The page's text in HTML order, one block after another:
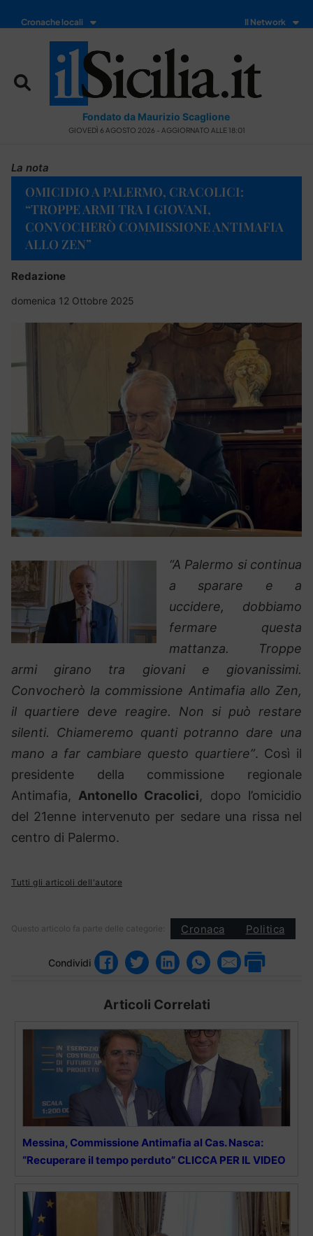
Cronache locali Il Network
Fondato da Maurizio Scaglione
GIOVEDÌ 6 AGOSTO 2026 - AGGIORNATO ALLE 18:01
La nota
OMICIDIO A PALERMO, CRACOLICI:
“TROPPE ARMI TRA I GIOVANI,
CONVOCHERÒ COMMISSIONE ANTIMAFIA
ALLO ZEN”
Redazione
domenica 12 Ottobre 2025
“A Palermo si continua
a sparare e a
uccidere, dobbiamo
fermare questa
mattanza. Troppe
armi girano tra giovani e giovanissimi.
Convocherò la commissione Antimafia allo Zen,
il quartiere deve reagire. Non si può restare
silenti. Chiameremo quanti potranno dare una
mano a far cambiare questo quartiere”. Così il
presidente della commissione regionale
Antimafia, Antonello Cracolici, dopo l’omicidio
del 21enne intervenuto per sedare una rissa nel
centro di Palermo.
Tutti gli articoli dell'autore
Questo articolo fa parte delle categorie: Cronaca Politica
Condividi
Articoli Correlati
Messina, Commissione Antimafia al Cas. Nasca:
“Recuperare il tempo perduto” CLICCA PER IL VIDEO